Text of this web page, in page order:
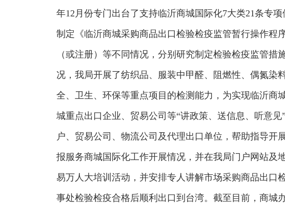
年12月份专门出台了支持临沂商城国际化7大类21条专
制定《临沂商城采购商品出口检验检疫监管暂行操作程
（或注册）等不同情况，分别研究制定检验检疫监管
况，我局开展了纺织品、服装中甲醛、阻燃性、偶氮
全、卫生、环保等重点项目的检测能力，为实现临沂商
城重点出口企业、贸易公司等“讲政策、送信息、听意
户、贸易公司、物流公司及代理出口单位，帮助指导
报服务商城国际化工作开展情况，并在我局门户网站及
易万人大培训活动，并安排专人讲解市场采购商品出口
事处检验检疫合格后顺利出口到台湾。截至目前，商城